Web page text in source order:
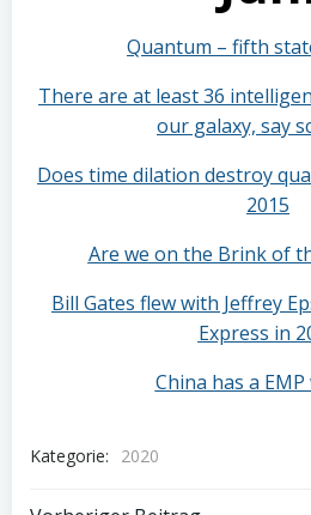
Quantum – fifth
There are at least 36
our galaxy, say
Does time dilation destroy
2015
Are we on the Brink of
Bill Gates flew with Jeffrey
Express in
China has a
Kategorie: 2020